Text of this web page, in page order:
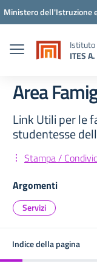
Vai ai contenuti
Vai al menu di
Vai al footer
Ministero dell'Istruzione
Istituto
ITES
Area
Link Utili per le
studentesse
Stampa /
Argomenti
Servizi
Indice della pagina